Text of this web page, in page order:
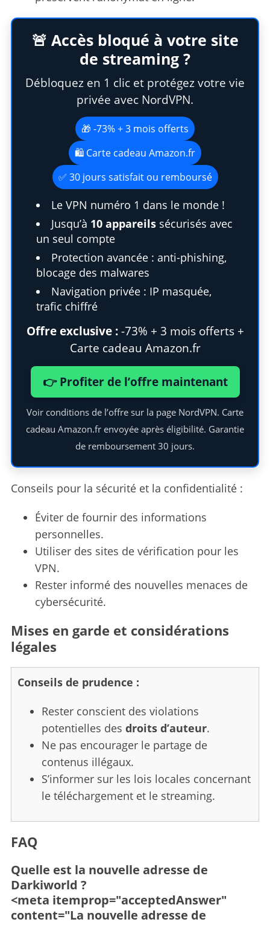
🚨 Accès bloqué à votre site
de streaming ?
Débloquez en 1 clic et protégez votre vie
privée avec NordVPN.
🎁 -73% + 3 mois offerts
🛍️ Carte cadeau Amazon.fr
✅ 30 jours satisfait ou remboursé
Le VPN numéro 1 dans le monde !
Jusqu’à 10 appareilssécurisés avec
un seul compte
Protection avancée : anti-phishing,
blocage des malwares
Navigation privée : IP masquée,
trafic chiffré
Offre exclusive :-73% + 3 mois offerts +
Carte cadeau Amazon.fr
👉 Profiter de l’offre maintenant
Voir conditions de l’offre sur la page NordVPN. Carte
cadeau Amazon.fr envoyée après éligibilité. Garantie
de remboursement 30 jours.
Conseils pour la sécurité et la confidentialité :
Éviter de fournir des informations
personnelles.
Utiliser des sites de vérification pour les
VPN.
Rester informé des nouvelles menaces de
cybersécurité.
Mises en garde et considérations
légales
Conseils de prudence :
Rester conscient des violations
potentielles des droits d’auteur.
Ne pas encourager le partage de
contenus illégaux.
S’informer sur les lois locales concernant
le téléchargement et le streaming.
FAQ
Quelle est la nouvelle adresse de
Darkiworld ?
<meta itemprop="acceptedAnswer"
content="La nouvelle adresse de
f
o
r
: